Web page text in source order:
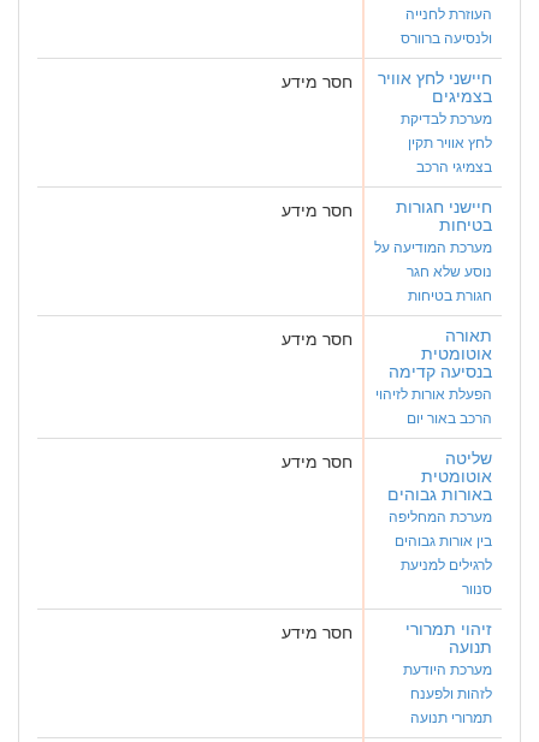
העוזרת לחנייה
ולנסיעה ברוורס
חיישני לחץ אוויר
בצמיגים
מערכת לבדיקת
לחץ אוויר תקין
בצמיגי הרכב
חסר מידע
חיישני חגורות
בטיחות
מערכת המודיעה על
נוסע שלא חגר
חגורת בטיחות
חסר מידע
תאורה
אוטומטית
בנסיעה קדימה
הפעלת אורות לזיהוי
הרכב באור יום
חסר מידע
שליטה
אוטומטית
באורות גבוהים
מערכת המחליפה
בין אורות גבוהים
לרגילים למניעת
סנוור
חסר מידע
זיהוי תמרורי
תנועה
מערכת היודעת
לזהות ולפענח
תמרורי תנועה
חסר מידע